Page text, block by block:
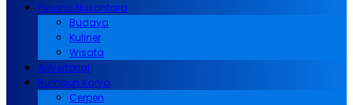
Pesona Nusantara
Budaya
Kuliner
Wisata
Advertorial
Rumpun Karya
Cerpen